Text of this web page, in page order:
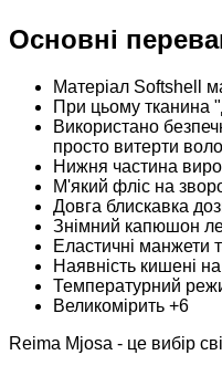
Основні
Матеріал Softshell
При цьому тканина
Використано
просто витерти
Нижня частина
М'який фліс на
Довга блискавка
Знімний капюшон
Еластичні манжети
Наявність кишені
Температурний
Великомірить +6
Reima Mjosa - це вибір